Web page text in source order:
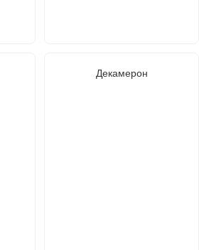
Декамерон